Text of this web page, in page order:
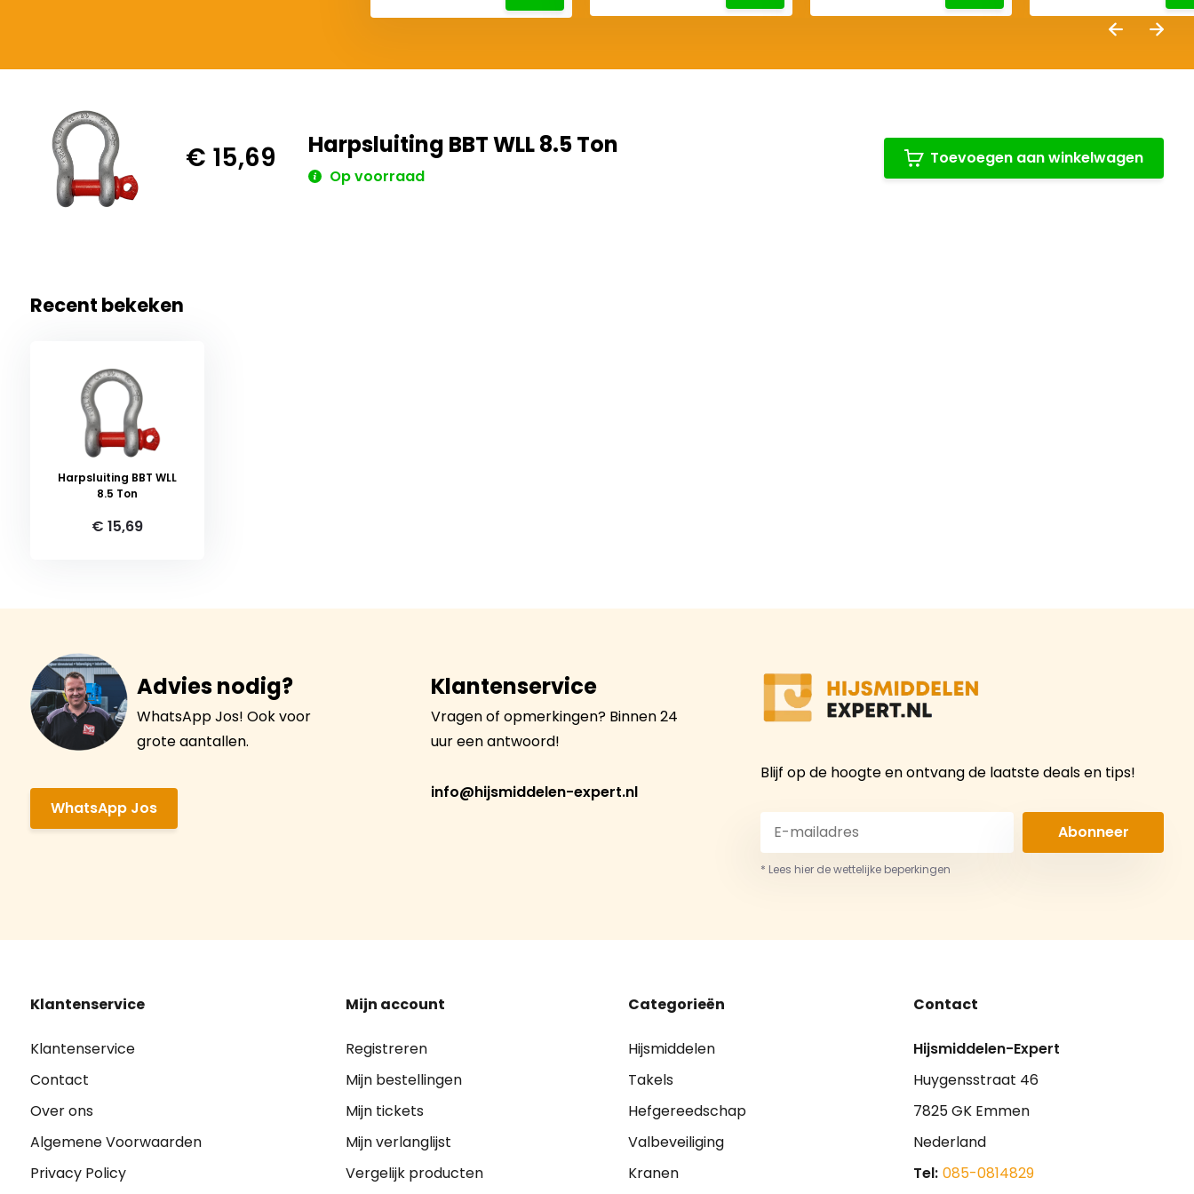
€ 15,69 Harpsluiting BBT WLL 8.5 Ton
Op voorraad
Toevoegen aan winkelwagen
Recent bekeken
Harpsluiting BBT WLL
8.5 Ton
€ 15,69
Advies nodig?
WhatsApp Jos! Ook voor
grote aantallen.
WhatsApp Jos
Klantenservice
Vragen of opmerkingen? Binnen 24
uur een antwoord!
info@hijsmiddelen-expert.nl
Blijf op de hoogte en ontvang de laatste deals en tips!
Abonneer
* Lees hier de wettelijke beperkingen
Klantenservice
Klantenservice
Contact
Over ons
Algemene Voorwaarden
Privacy Policy
Mijn account
Registreren
Mijn bestellingen
Mijn tickets
Mijn verlanglijst
Vergelijk producten
Categorieën
Hijsmiddelen
Takels
Hefgereedschap
Valbeveiliging
Kranen
Contact
Hijsmiddelen-Expert
Huygensstraat 46
7825 GK Emmen
Nederland
Tel: 085-0814829